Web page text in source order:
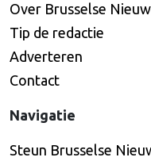
Over Brusselse
Tip de redactie
Adverteren
Contact
Navigatie
Steun Brusselse